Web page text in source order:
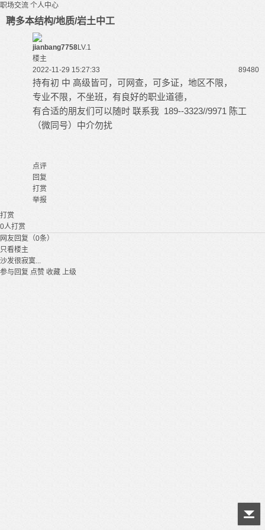
职场交流 个人中心
聘多本结构/地质/岩土中工
jianbang7758LV.1
楼主
2022-11-29 15:27:33
89480
持有初 中 高级皆可，可网查，可多证，地区不限，
专业不限，不坐班，有良好的职业道德，
有合适的朋友们可以随时 联系我 189--3323//9971 陈工
（微同号）中介勿扰
点评
回复
打赏
举报
打赏
0人打赏
网友回复（0条）
只看楼主
沙发很寂寞...
参与回复 点赞 收藏 上级